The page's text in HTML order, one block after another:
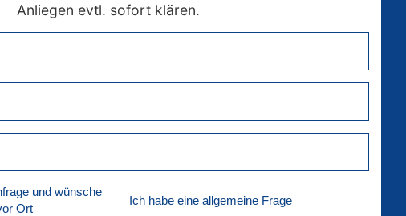
Anliegen evtl. sofort klären.
und wünsche
Ort
Ich habe eine allgemeine Frage